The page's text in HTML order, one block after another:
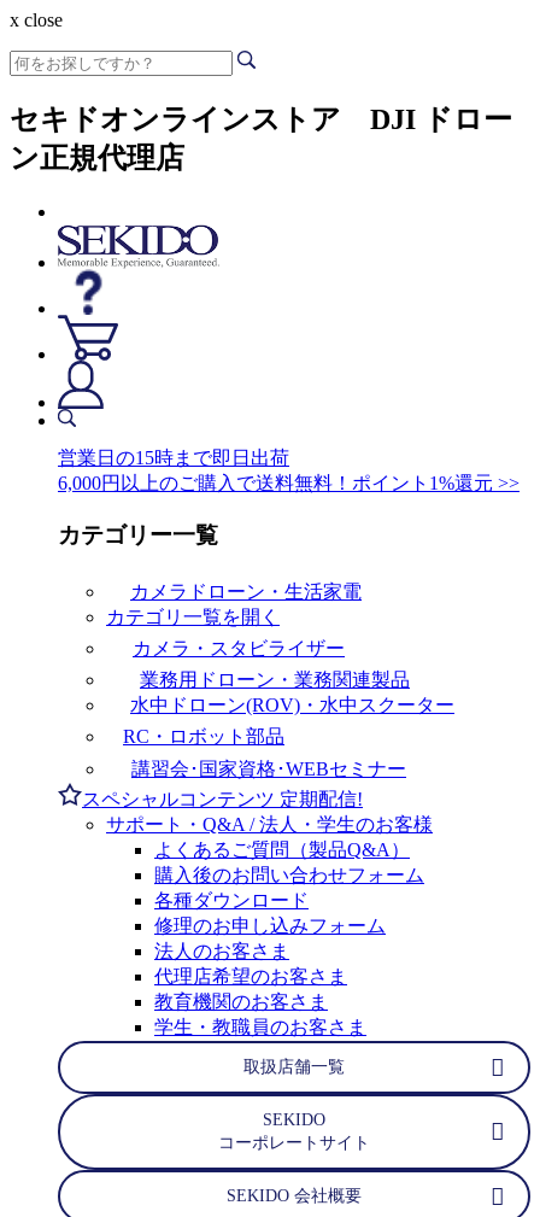
x close
セキドオンラインストア DJI ドロー
ン正規代理店
営業日の15時まで即日出荷
6,000円以上のご購入で送料無料！ポイント1%還元 >>
カテゴリー一覧
カメラドローン・生活家電
カテゴリ一覧を開く
カメラ・スタビライザー
業務用ドローン・業務関連製品
水中ドローン(ROV)・水中スクーター
RC・ロボット部品
講習会･国家資格･WEBセミナー
スペシャルコンテンツ 定期配信!
サポート・Q&A / 法人・学生のお客様
よくあるご質問（製品Q&A）
購入後のお問い合わせフォーム
各種ダウンロード
修理のお申し込みフォーム
法人のお客さま
代理店希望のお客さま
教育機関のお客さま
学生・教職員のお客さま
取扱店舗一覧
SEKIDO
コーポレートサイト
SEKIDO 会社概要